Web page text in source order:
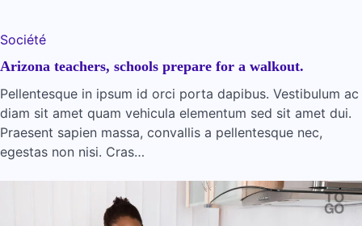
Société
Arizona teachers, schools prepare for a walkout.
Pellentesque in ipsum id orci porta dapibus. Vestibulum ac
diam sit amet quam vehicula elementum sed sit amet dui.
Praesent sapien massa, convallis a pellentesque nec,
egestas non nisi. Cras…